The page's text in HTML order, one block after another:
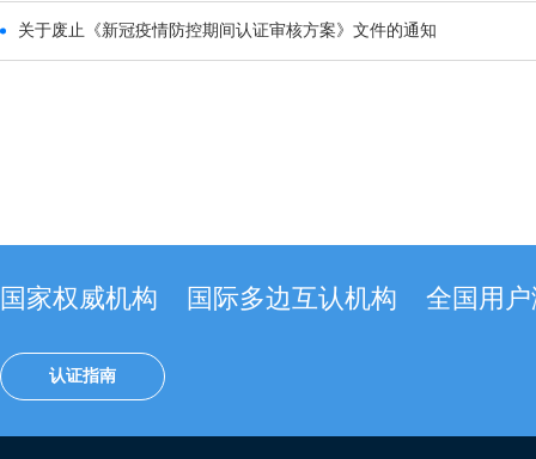
关于废止《新冠疫情防控期间认证审核方案》文件的通知
国家权威机构 国际多边互认机构 全国用
认证指南